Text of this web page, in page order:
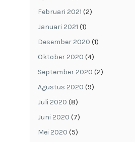
Februari 2021 (2)
Januari 2021 (1)
Desember 2020 (1)
Oktober 2020 (4)
September 2020 (2)
Agustus 2020 (9)
Juli 2020 (8)
Juni 2020 (7)
Mei 2020 (5)